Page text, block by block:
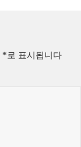
*로 표시됩니다